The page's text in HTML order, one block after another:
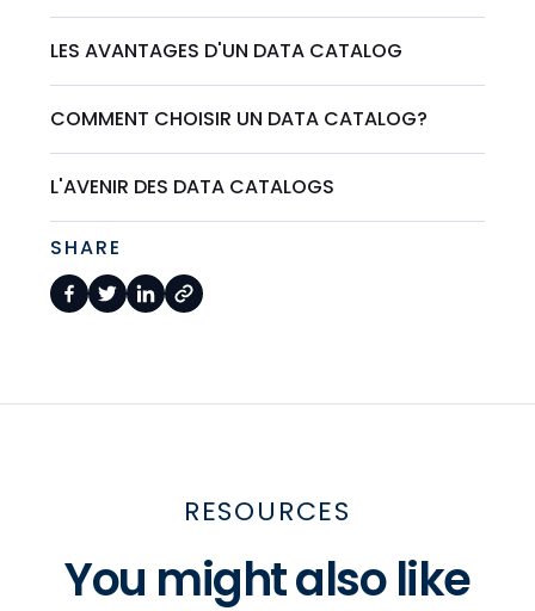
LES AVANTAGES D'UN DATA CATALOG
COMMENT CHOISIR UN DATA CATALOG?
L'AVENIR DES DATA CATALOGS
SHARE
RESOURCES
You might also like